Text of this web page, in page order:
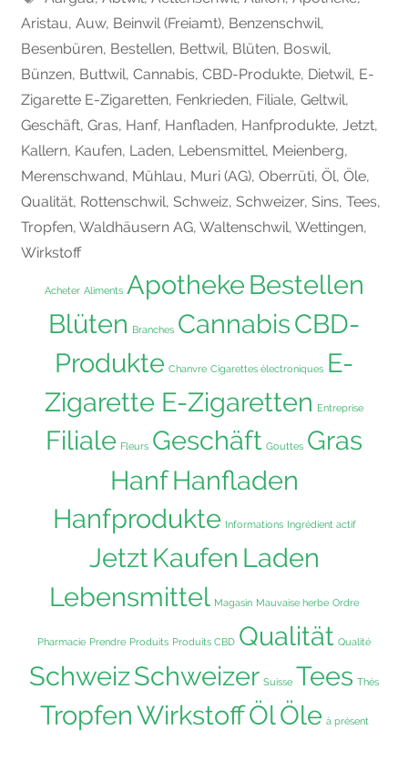
Aristau, Auw, Beinwil (Freiamt), Benzenschwil,
Besenbüren, Bestellen, Bettwil, Blüten, Boswil,
Bünzen, Buttwil, Cannabis, CBD-Produkte, Dietwil, E-
Zigarette E-Zigaretten, Fenkrieden, Filiale, Geltwil,
Geschäft, Gras, Hanf, Hanfladen, Hanfprodukte, Jetzt,
Kallern, Kaufen, Laden, Lebensmittel, Meienberg,
Merenschwand, Mühlau, Muri (AG), Oberrüti, Öl, Öle,
Qualität, Rottenschwil, Schweiz, Schweizer, Sins, Tees,
Tropfen, Waldhäusern AG, Waltenschwil, Wettingen,
Wirkstoff
Acheter Aliments ApothekeBestellen
Blüten
Branches CannabisCBD-
Produkte Chanvre Cigarettes électroniques E-
Zigarette E-Zigaretten
Entreprise
Filiale Fleurs Geschäft Gouttes Gras
HanfHanfladen
Hanfprodukte Informations Ingrédient actif
JetztKaufen Laden
Lebensmittel Magasin Mauvaise herbe Ordre
Pharmacie Prendre Produits Produits CBD Qualität Qualité
SchweizSchweizer Suisse Tees Thés
TropfenWirkstoffÖlÖle à présent